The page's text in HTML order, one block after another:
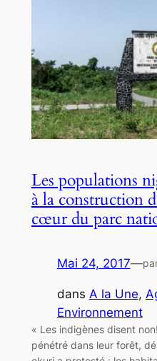
Les populations
à la construction
cœur du parc
Mai 24, 2017—
dans A la Une,
Environnement
« Les indigènes disent
pénétré dans leur forêt,